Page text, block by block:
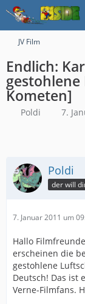
JV Film
Endlich:
Kometen]
Poldi 7.
Poldi
der will
7. Januar 2011 um
Hallo
erscheinen die
gestohlene
Deutsch! Das ist
Verne-Filmfans.